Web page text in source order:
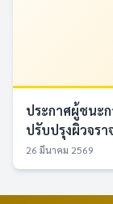
ประกาศผู้ชนะก
ปรับปรุงผิวจร
26 มีนาคม 2569